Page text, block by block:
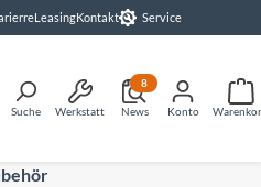
LeasingKontakt Service
Suche Werkstatt News
8
Konto